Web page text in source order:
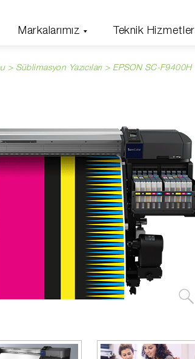
Markalarımız Teknik Hizmetler
> Süblimasyon Yazıcıları> EPSON SC-F9400H